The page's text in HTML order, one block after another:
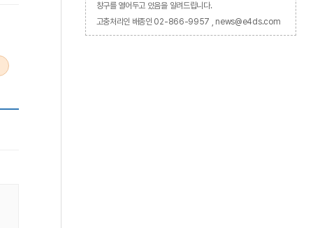
창구를 열어두고 있음을 알려드립니다.
고충처리인 배종인 02-866-9957 , news@e4ds.com